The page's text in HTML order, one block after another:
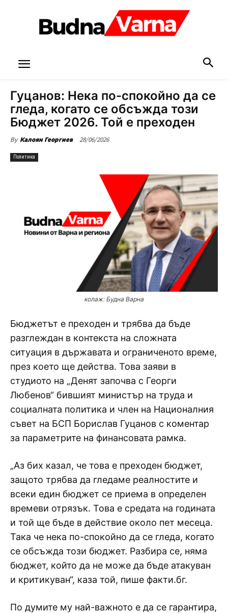
Гуцанов: Нека по-спокойно да се
гледа, когато се обсъжда този
Бюджет 2026. Той е преходен
By Калоян Георгиев 28/06/2026
Политика
колаж: Будна Варна
Бюджетът е преходен и трябва да бъде
разглеждан в контекста на сложната
ситуация в държавата и ограниченото време,
през което ще действа. Това заяви в
студиото на „Денят започва с Георги
Любенов“ бившият министър на труда и
социалната политика и член на Националния
съвет на БСП Борислав Гуцанов с коментар
за параметрите на финансовата рамка.
„Аз бих казал, че това е преходен бюджет,
защото трябва да гледаме реалностите и
всеки един бюджет се приема в определен
времеви отрязък. Това е средата на годината
и той ще бъде в действие около пет месеца.
Така че нека по-спокойно да се гледа, когато
се обсъжда този бюджет. Разбира се, няма
бюджет, който да не може да бъде атакуван
и критикуван“, каза той, пише факти.бг.
По думите му най-важното е да се гарантира,